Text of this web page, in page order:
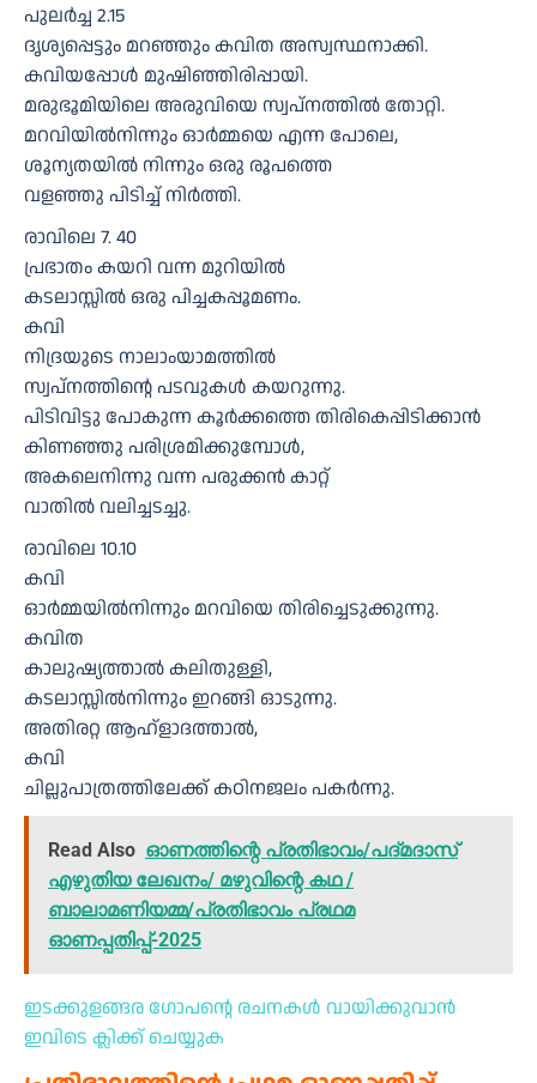
പുലർച്ച 2.15
ദൃശ്യപ്പെട്ടും മറഞ്ഞും കവിത അസ്വസ്ഥനാക്കി.
കവിയപ്പോൾ മുഷിഞ്ഞിരിപ്പായി.
മരുഭൂമിയിലെ അരുവിയെ സ്വപ്നത്തിൽ തോറ്റി.
മറവിയിൽനിന്നും ഓർമ്മയെ എന്ന പോലെ,
ശൂന്യതയിൽ നിന്നും ഒരു രൂപത്തെ
വളഞ്ഞു പിടിച്ച് നിർത്തി.
രാവിലെ 7. 40
പ്രഭാതം കയറി വന്ന മുറിയിൽ
കടലാസ്സിൽ ഒരു പിച്ചകപ്പൂമണം.
കവി
നിദ്രയുടെ നാലാംയാമത്തിൽ
സ്വപ്നത്തിൻ്റെ പടവുകൾ കയറുന്നു.
പിടിവിട്ടു പോകുന്ന കൂർക്കത്തെ തിരികെപ്പിടിക്കാൻ
കിണഞ്ഞു പരിശ്രമിക്കുമ്പോൾ,
അകലെനിന്നു വന്ന പരുക്കൻ കാറ്റ്
വാതിൽ വലിച്ചടച്ചു.
രാവിലെ 10.10
കവി
ഓർമ്മയിൽനിന്നും മറവിയെ തിരിച്ചെടുക്കുന്നു.
കവിത
കാലുഷ്യത്താൽ കലിതുള്ളി,
കടലാസ്സിൽനിന്നും ഇറങ്ങി ഓടുന്നു.
അതിരറ്റ ആഹ്ളാദത്താൽ,
കവി
ചില്ലുപാത്രത്തിലേക്ക് കഠിനജലം പകർന്നു.
Read Also ഓണത്തിന്റെ പ്രതിഭാവം/പദ്മദാസ്
എഴുതിയ ലേഖനം/ മഴുവിന്റെ കഥ /
ബാലാമണിയമ്മ/പ്രതിഭാവം പ്രഥമ
ഓണപ്പതിപ്പ്-2025
ഇടക്കുളങ്ങര ഗോപന്റെ രചനകൾ വായിക്കുവാൻ
ഇവിടെ ക്ലിക്ക് ചെയ്യുക